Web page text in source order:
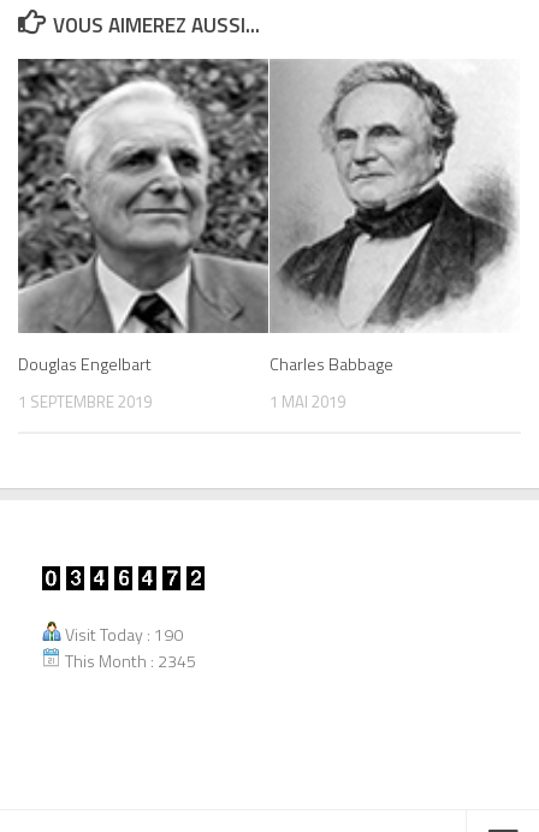
VOUS AIMEREZ AUSSI...
Douglas Engelbart
1 SEPTEMBRE 2019
Charles Babbage
1 MAI 2019
Visit Today : 190
This Month : 2345